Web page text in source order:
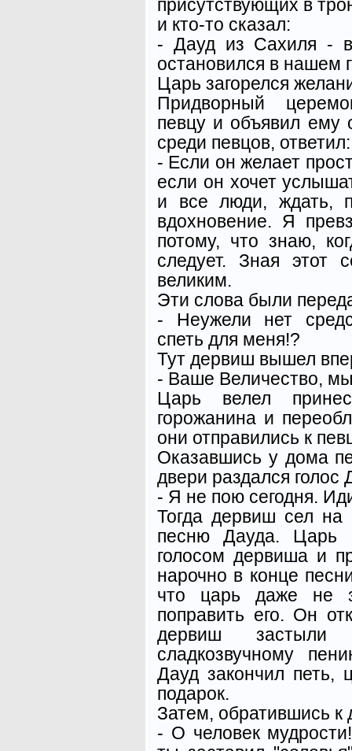
присутствующих в
и кто-то сказал:
- Дауд из Сахиля -
остановился в нашем
Царь загорелся
Придворный
певцу и объявил ему
среди певцов, ответил:
- Если он желает
если он хочет
и все люди, ждать,
вдохновение. Я
потому, что знаю,
следует. Зная этот
великим.
Эти слова были
- Неужели нет
спеть для меня!?
Тут дервиш вышел
- Ваше Величество,
Царь велел
горожанина и
они отправились к
Оказавшись у дома
двери раздался голос
- Я не пою сегодня.
Тогда дервиш сел на
песню Дауда. Царь
голосом дервиша и
нарочно в конце
что царь даже не
поправить его. Он
дервиш
сладкозвучному
Дауд закончил петь,
подарок.
Затем, обратившись к
- О человек